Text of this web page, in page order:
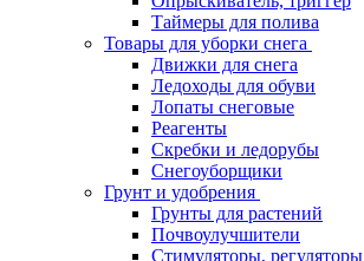
Таймеры для полива
Товары для уборки снега
Движки для снега
Ледоходы для обуви
Лопаты снеговые
Реагенты
Скребки и ледорубы
Снегоуборщики
Грунт и удобрения
Грунты для растений
Почвоулучшители
Стимуляторы, регуляторы